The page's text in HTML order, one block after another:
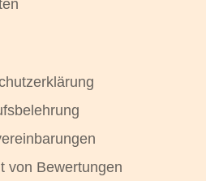
von Bewertungen